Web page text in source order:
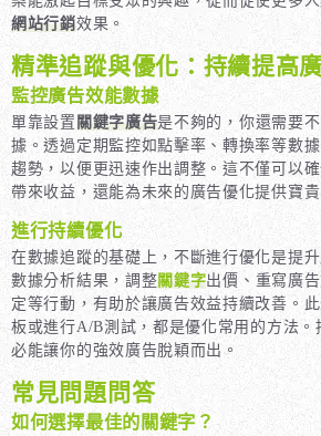
網站行銷效果。
精準追蹤與優化：持續提高
監控廣告效能數據
單靠設置關鍵字廣告是不夠的，你還需要
據。透過定期監控如點擊率、轉換率等數
趨勢，以便更迅速作出調整。這不僅可以
帶來收益，還能為未來的廣告優化提供寶貴
進行持續優化
在數據追蹤的基礎上，不斷進行優化是提
數據分析結果，調整關鍵字出價、重寫廣
定等行動，有助於讓廣告效益持續改善。
板或進行A/B測試，都是優化常用的方法。
必能讓你的強效廣告脫穎而出。
常見問題問答
如何選擇最佳的關鍵字？